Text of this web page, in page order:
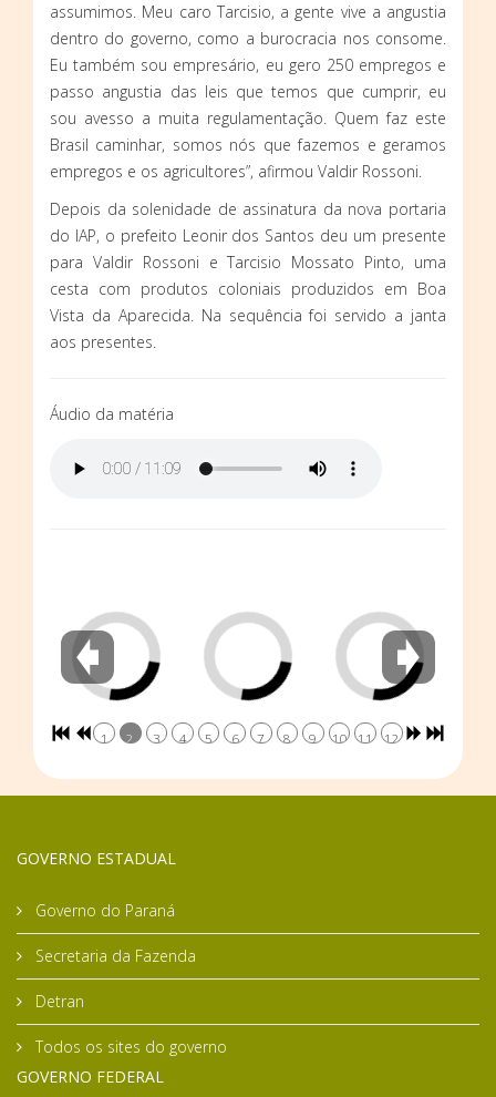
assumimos. Meu caro Tarcisio, a gente vive a angustia
dentro do governo, como a burocracia nos consome.
Eu também sou empresário, eu gero 250 empregos e
passo angustia das leis que temos que cumprir, eu
sou avesso a muita regulamentação. Quem faz este
Brasil caminhar, somos nós que fazemos e geramos
empregos e os agricultores”, afirmou Valdir Rossoni.
Depois da solenidade de assinatura da nova portaria
do IAP, o prefeito Leonir dos Santos deu um presente
para Valdir Rossoni e Tarcisio Mossato Pinto, uma
cesta com produtos coloniais produzidos em Boa
Vista da Aparecida. Na sequência foi servido a janta
aos presentes.
Áudio da matéria
1 2 3 4 5 6 7 8 9 10 11 12
GOVERNO ESTADUAL
Governo do Paraná
Secretaria da Fazenda
Detran
Todos os sites do governo
GOVERNO FEDERAL